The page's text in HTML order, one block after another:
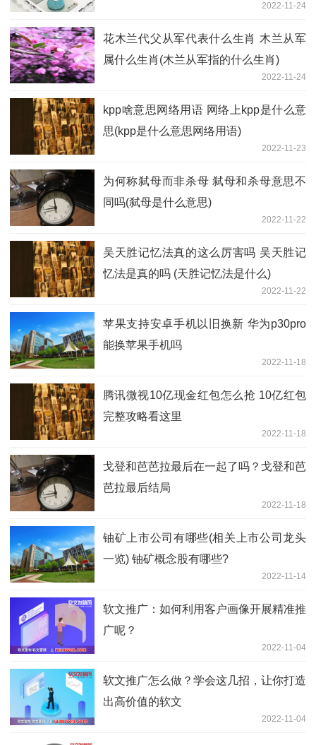
2022-11-24
花木兰代父从军代表什么生肖 木兰从军
属什么生肖(木兰从军指的什么生肖)
2022-11-24
kpp啥意思网络用语 网络上kpp是什么意
思(kpp是什么意思网络用语)
2022-11-23
为何称弑母而非杀母 弑母和杀母意思不
同吗(弑母是什么意思)
2022-11-22
吴天胜记忆法真的这么厉害吗 吴天胜记
忆法是真的吗 (天胜记忆法是什么)
2022-11-22
苹果支持安卓手机以旧换新 华为p30pro
能换苹果手机吗
2022-11-18
腾讯微视10亿现金红包怎么抢 10亿红包
完整攻略看这里
2022-11-18
戈登和芭芭拉最后在一起了吗？戈登和芭
芭拉最后结局
2022-11-18
铀矿上市公司有哪些(相关上市公司龙头
一览) 铀矿概念股有哪些?
2022-11-14
软文推广：如何利用客户画像开展精准推
广呢？
2022-11-04
软文推广怎么做？学会这几招，让你打造
出高价值的软文
2022-11-04